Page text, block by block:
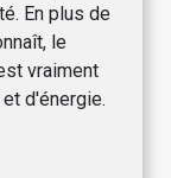
En plus de
le
vraiment
d'énergie.